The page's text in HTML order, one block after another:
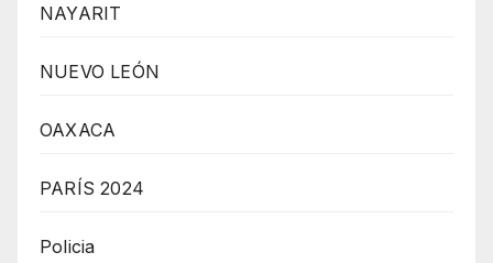
NAYARIT
NUEVO LEÓN
OAXACA
PARÍS 2024
Policia